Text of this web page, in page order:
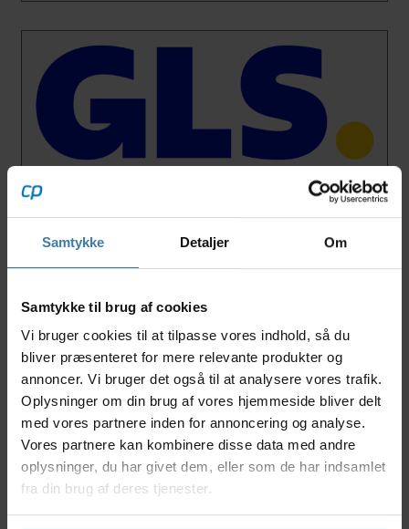
Samtykke Detaljer Om
Samtykke til brug af cookies
Vi bruger cookies til at tilpasse vores indhold, så du
bliver præsenteret for mere relevante produkter og
annoncer. Vi bruger det også til at analysere vores trafik.
Oplysninger om din brug af vores hjemmeside bliver delt
med vores partnere inden for annoncering og analyse.
Vores partnere kan kombinere disse data med andre
oplysninger, du har givet dem, eller som de har indsamlet
fra din brug af deres tjenester.
Ingen afsendelse lørdag (sendes søndag)
Søndag: bestil inden kl. 17.00
Har du købt en vare der ikke er
på lager?
Hvis du køber en vare der ikke er på lager, sender vi dig
hurtigst muligt en mail med besked om, hvornår vi
forventer at varen igen er på lager.
Hvis du har bestilt flere varer i samme ordre, sendes din
ordre samlet, når alle varer er på lager.